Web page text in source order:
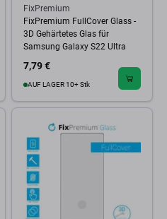
FixPremium
FixPremium FullCover Glass -
3D Gehärtetes Glas für
Samsung Galaxy S22 Ultra
7,79 €
AUF LAGER 10+ Stk